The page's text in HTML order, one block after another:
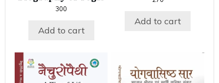
300
Add to cart
Add to cart